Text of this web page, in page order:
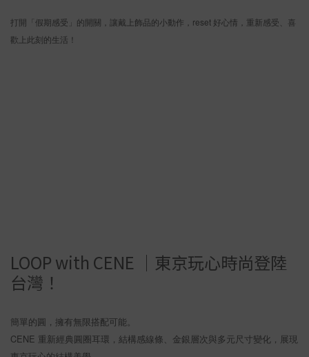
打開「假期感受」的開關，讓戴上飾品的小動作，reset 好心情，重新感受、喜
歡上此刻的生活！
LOOP with CENE ｜東京玩心時尚登陸
台灣！
簡單的圓，擁有無限搭配可能。
CENE 重新經典圓圈耳環，結構感線條、金銀層次與多元尺寸變化，展現